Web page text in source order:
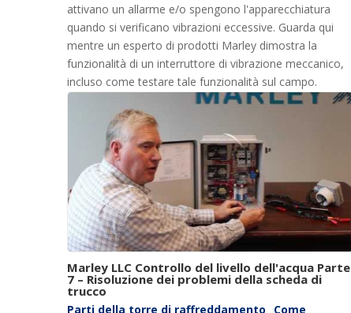
attivano un allarme e/o spengono l'apparecchiatura
quando si verificano vibrazioni eccessive. Guarda qui
mentre un esperto di prodotti Marley dimostra la
funzionalità di un interruttore di vibrazione meccanico,
incluso come testare tale funzionalità sul campo.
Marley LLC Controllo del livello dell'acqua Parte
7 – Risoluzione dei problemi della scheda di
trucco
Parti della torre di raffreddamento
Come